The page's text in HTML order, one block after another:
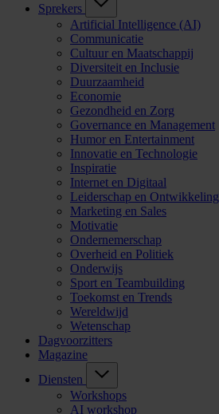
Sprekers
Artificial Intelligence (AI)
Communicatie
Cultuur en Maatschappij
Diversiteit en Inclusie
Duurzaamheid
Economie
Gezondheid en Zorg
Governance en Management
Humor en Entertainment
Innovatie en Technologie
Inspiratie
Internet en Digitaal
Leiderschap en Ontwikkeling
Marketing en Sales
Motivatie
Ondernemerschap
Overheid en Politiek
Onderwijs
Sport en Teambuilding
Toekomst en Trends
Wereldwijd
Wetenschap
Dagvoorzitters
Magazine
Diensten
Workshops
AI workshop